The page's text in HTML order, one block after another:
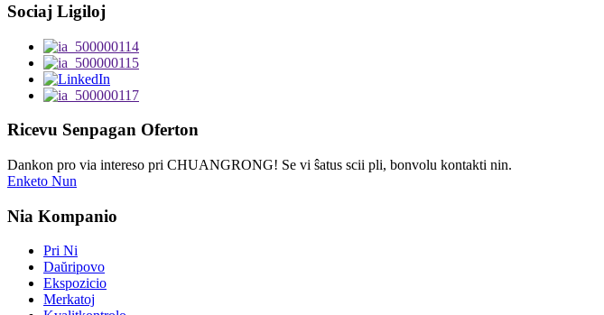
Sociaj Ligiloj
Ricevu Senpagan Oferton
Dankon pro via intereso pri CHUANGRONG! Se vi ŝatus scii pli, bonvolu kontakti nin.
Enketo Nun
Nia Kompanio
Pri Ni
Daŭripovo
Ekspozicio
Merkatoj